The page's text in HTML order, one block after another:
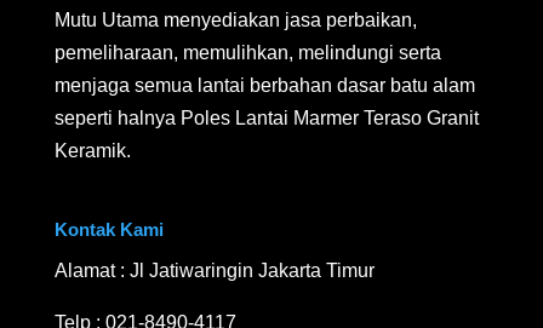
Mutu Utama menyediakan jasa perbaikan,
pemeliharaan, memulihkan, melindungi serta
menjaga semua lantai berbahan dasar batu alam
seperti halnya Poles Lantai Marmer Teraso Granit
Keramik.
Kontak Kami
Alamat : Jl Jatiwaringin Jakarta Timur
Telp : 021-8490-4117